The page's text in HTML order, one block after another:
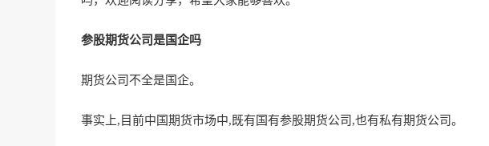
参股期货公司是国企吗
期货公司不全是国企。
事实上,目前中国期货市场中,既有国有参股期货公司,也有私有期货公司。